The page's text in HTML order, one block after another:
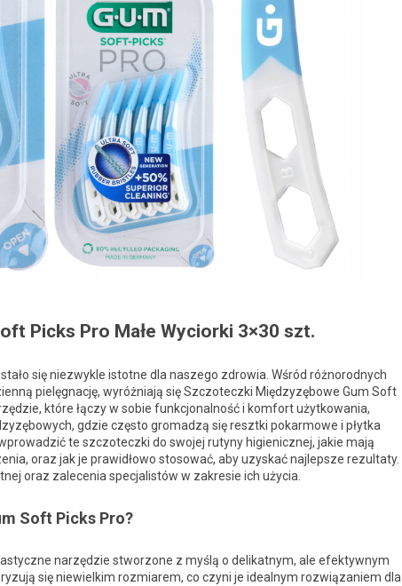
Picks Pro Małe Wyciorki 3×30 szt.
się niezwykle istotne dla naszego zdrowia. Wśród różnorodnych
pielęgnację, wyróżniają się Szczoteczki Międzyzębowe Gum Soft
które łączy w sobie funkcjonalność i komfort użytkowania,
gdzie często gromadzą się resztki pokarmowe i płytka
te szczoteczki do swojej rutyny higienicznej, jakie mają
oraz jak je prawidłowo stosować, aby uzyskać najlepsze rezultaty.
oraz zalecenia specjalistów w zakresie ich użycia.
Soft Picks Pro?
narzędzie stworzone z myślą o delikatnym, ale efektywnym
się niewielkim rozmiarem, co czyni je idealnym rozwiązaniem dla